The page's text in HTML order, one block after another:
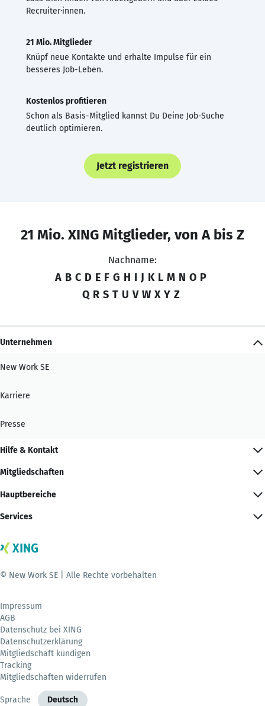
Recruiter·innen.
21 Mio. Mitglieder
Knüpf neue Kontakte und erhalte Impulse für ein
besseres Job-Leben.
Kostenlos profitieren
Schon als Basis-Mitglied kannst Du Deine Job-Suche
deutlich optimieren.
Jetzt registrieren
21 Mio. XING Mitglieder, von A bis Z
Nachname:
A B C D E F G H I J K L M N O P
Q R S T U V W X Y Z
Unternehmen
New Work SE
Karriere
Presse
Hilfe & Kontakt
Mitgliedschaften
Hauptbereiche
Services
© New Work SE | Alle Rechte vorbehalten
Impressum
AGB
Datenschutz bei XING
Datenschutzerklärung
Mitgliedschaft kündigen
Tracking
Mitgliedschaften widerrufen
Sprache Deutsch